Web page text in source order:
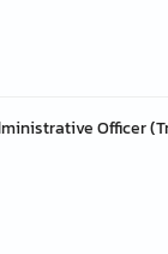
Officer